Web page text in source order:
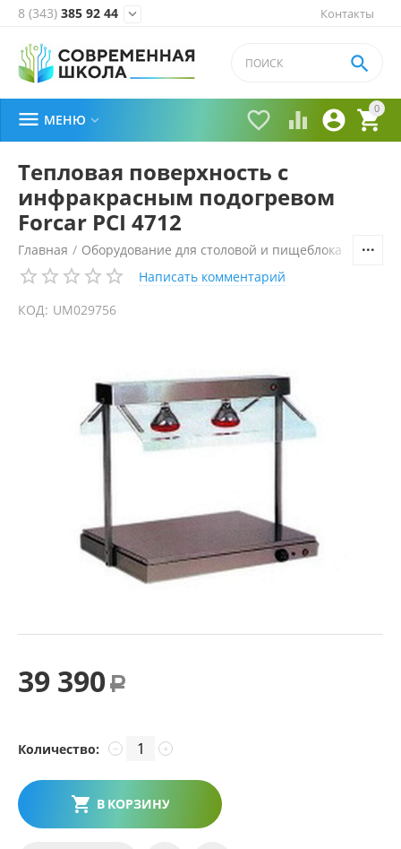
Контакты
8 (343) 385 92 44 
0


 

 МЕНЮ 
Тепловая поверхность c
инфракрасным подогревом
Forcar PCI 4712
Главная / Оборудование для столовой и пищеблока
Написать комментарий
КОД: UM029756
39 390 Р
Количество: +
−
В КОРЗИНУ